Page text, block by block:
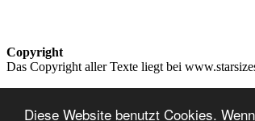
Diese Website benutzt Cookies.
Copyright
Das Copyright aller Texte liegt bei